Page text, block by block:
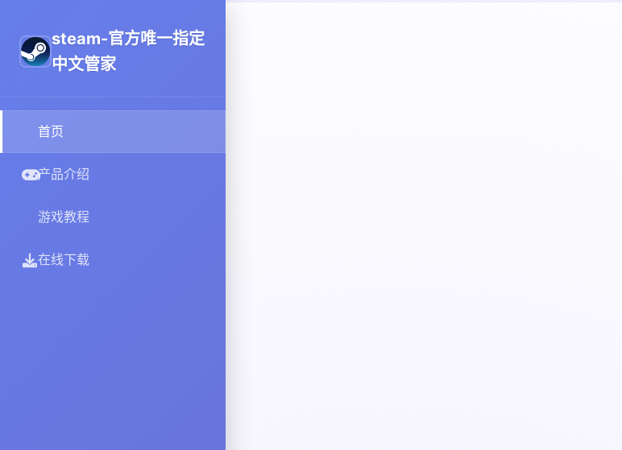
steam-官方唯一指定
中文管家
首页
产品介绍
游戏教程
在线下载